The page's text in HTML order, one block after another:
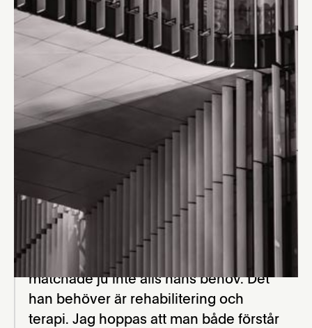
Aftonbladet skriver idag om advokat Linus
Gardells klient Adam som lämnats utan adekvat
vård efter att han utsatts för brott.
"Men när Adams advokat Linus Gardell
var i kontakt med utredningshemmet
fick han beskedet att de tackat nej till
Adam. De hade inte förstått
omfattningen av hans fysiska
– Det låg inte i Jönköping i alla fall – ett
fall framåt. Jag fick däremot lite panik
när jag läste beskrivningen, det
matchade ju inte alls hans behov. Det
han behöver är rehabilitering och
terapi. Jag hoppas att man både förstår